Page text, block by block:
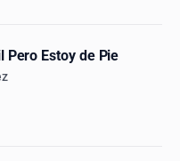
Pero Estoy de Pie